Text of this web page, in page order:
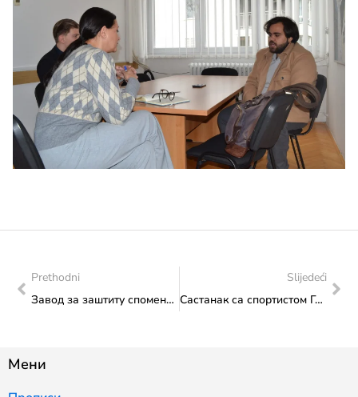
Prethodni
Завод за заштиту споменика: Активности у периоду од 10. до 14. 11. 2025 године
Slijedeći
Састанак са спортистом Гораном Круљем
Мени